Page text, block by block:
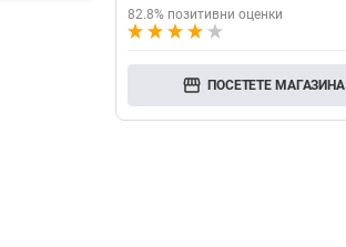
82.8% позитивни оценки
storefront ПОСЕТЕТЕ МАГАЗИНА